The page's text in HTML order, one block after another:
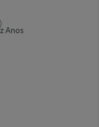
Anos